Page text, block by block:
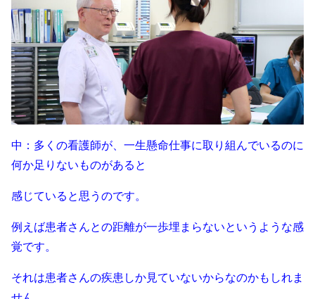
中：多くの看護師が、一生懸命仕事に取り組んでいるのに
何か足りないものがあると
感じていると思うのです。
例えば患者さんとの距離が一歩埋まらないというような感
覚です。
それは患者さんの疾患しか見ていないからなのかもしれま